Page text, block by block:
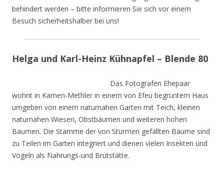
behindert werden – bitte informieren Sie sich vor einem
Besuch sicherheitshalber bei uns!
Helga und Karl-Heinz Kühnapfel – Blende 80
Das Fotografen Ehepaar
wohnt in Kamen-Methler in einem von Efeu begrüntem Haus
umgeben von einem naturnahen Garten mit Teich, kleinen
naturnahen Wiesen, Obstbäumen und weiteren hohen
Bäumen. Die Stämme der von Stürmen gefällten Bäume sind
zu Teilen im Garten integriert und dienen vielen Insekten und
Vögeln als Nahrungs-und Brutstätte.